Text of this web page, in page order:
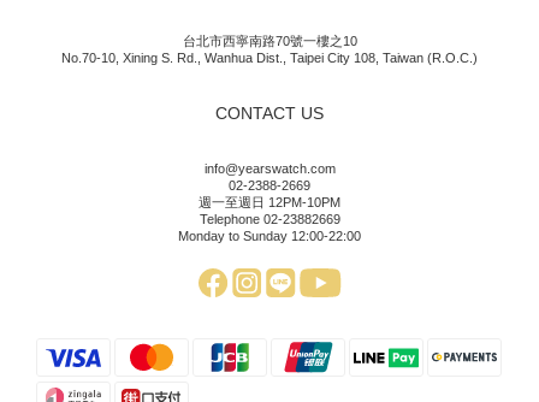
台北市西寧南路70號一樓之10
No.70-10, Xining S. Rd., Wanhua Dist., Taipei City 108, Taiwan (R.O.C.)
CONTACT US
info@yearswatch.com
02-2388-2669
週一至週日 12PM-10PM
Telephone 02-23882669
Monday to Sunday 12:00-22:00